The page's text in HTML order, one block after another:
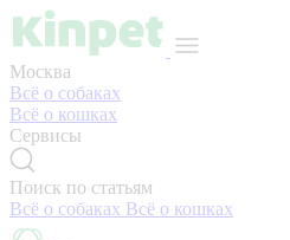
Москва
Всё о собаках
Всё о кошках
Сервисы
Поиск по статьям
Всё о собаках Всё о кошках